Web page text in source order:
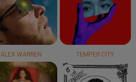
ALEX WARREN TEMPER CITY
6